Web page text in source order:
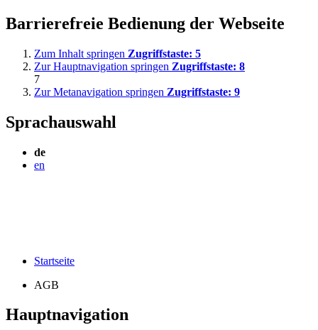
Barrierefreie Bedienung der Webseite
Zum Inhalt springen Zugriffstaste: 5
Zur Hauptnavigation springen Zugriffstaste: 8
7
Zur Metanavigation springen Zugriffstaste: 9
Sprachauswahl
de
en
Startseite
AGB
Hauptnavigation